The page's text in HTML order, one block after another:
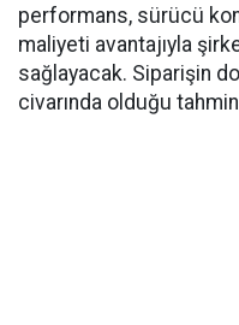
performans, sürücü
maliyeti avantajıyla
sağlayacak. Siparişin
civarında olduğu